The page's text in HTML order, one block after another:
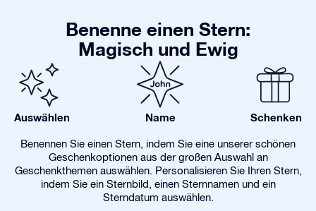
Benenne einen Stern:
Magisch und Ewig
Auswählen Name Schenken
Benennen Sie einen Stern, indem Sie eine unserer schönen
Geschenkoptionen aus der großen Auswahl an
Geschenkthemen auswählen. Personalisieren Sie Ihren Stern,
indem Sie ein Sternbild, einen Sternnamen und ein
Sterndatum auswählen.